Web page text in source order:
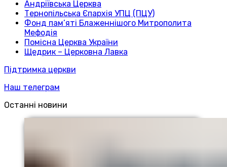
Андріївська Церква
Тернопільська Єпархія УПЦ (ПЦУ)
Фонд пам’яті Блаженнішого Митрополита
Мефодія
Помісна Церква України
Щедрик – Церковна Лавка
Підтримка церкви
Наш телеграм
Останні новини